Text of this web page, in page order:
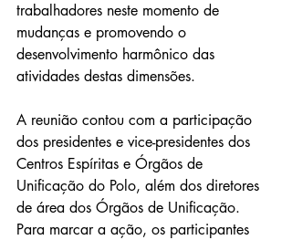
trabalhadores neste momento de
mudanças e promovendo o
desenvolvimento harmônico das
atividades destas dimensões.
A reunião contou com a participação
dos presidentes e vice-presidentes dos
Centros Espíritas e Órgãos de
Unificação do Polo, além dos diretores
de área dos Órgãos de Unificação.
Para marcar a ação, os participantes